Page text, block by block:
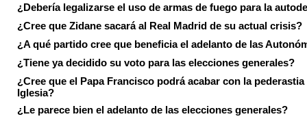
¿Debería legalizarse el uso de armas de fuego para la
¿Cree que Zidane sacará al Real Madrid de su actual crisis?
¿A qué partido cree que beneficia el adelanto de las
¿Tiene ya decidido su voto para las elecciones generales?
¿Cree que el Papa Francisco podrá acabar con la pederastia
Iglesia?
¿Le parece bien el adelanto de las elecciones generales?